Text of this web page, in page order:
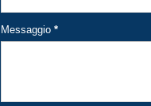
Messaggio *